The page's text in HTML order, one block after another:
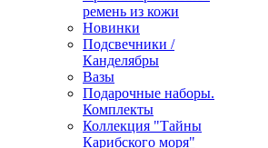
ремень из кожи
Новинки
Подсвечники /
Канделябры
Вазы
Подарочные наборы.
Комплекты
Коллекция "Тайны
Карибского моря"